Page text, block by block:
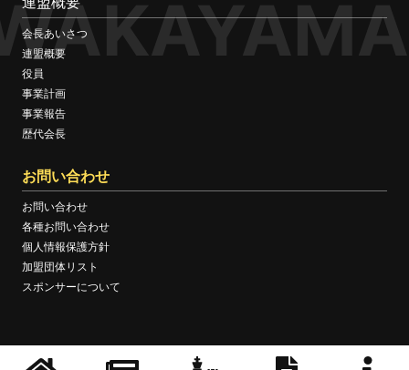
会長あいさつ
連盟概要
役員
事業計画
事業報告
歴代会長
お問い合わせ
お問い合わせ
各種お問い合わせ
個人情報保護方針
加盟団体リスト
スポンサーについて